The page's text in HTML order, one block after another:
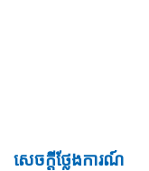
សេចក្តីថ្លែងការណ៍